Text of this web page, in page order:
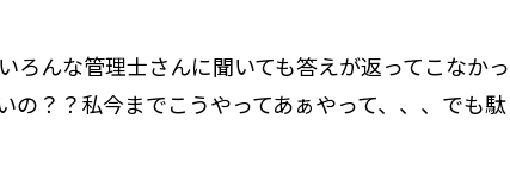
ろんな管理士さんに聞いても答えが返ってこなかっ
の？？私今までこうやってあぁやって、、、でも駄